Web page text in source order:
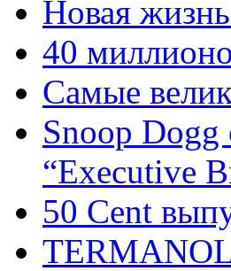
Новая
40
Самые
Snoop Dogg
“Executive
50 Cent